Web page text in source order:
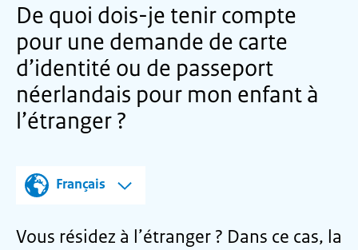
De quoi dois-je tenir compte
pour une demande de carte
d’identité ou de passeport
néerlandais pour mon enfant à
l’étranger ?
Français
Vous résidez à l’étranger ? Dans ce cas, la